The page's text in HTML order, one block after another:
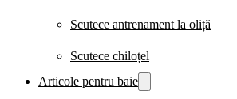
Scutece antrenament la oliță
Scutece chiloțel
Articole pentru baie